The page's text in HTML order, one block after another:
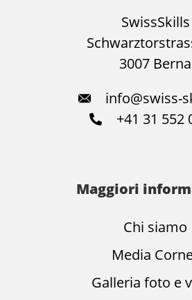
SwissSkills
3007 Berna
info@swiss-
+41 31 552
Maggiori
Chi siamo
Media
Galleria foto e